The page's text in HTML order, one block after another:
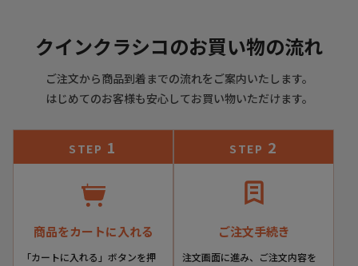
クインクラシコのお買い物の流れ
ご注文から商品到着までの流れをご案内いたします。
はじめてのお客様も安心してお買い物いただけます。
STEP 1
商品をカートに入れる
「カートに入れる」ボタンを押
STEP 2
ご注文手続き
注文画面に進み、ご注文内容を